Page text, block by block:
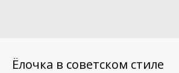
Ёлочка в советском стиле